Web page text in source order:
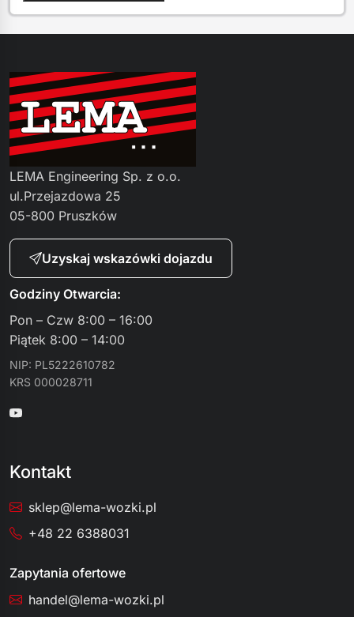
LEMA Engineering Sp. z o.o.
ul.Przejazdowa 25
05-800 Pruszków
Uzyskaj wskazówki dojazdu
Godziny Otwarcia:
Pon – Czw 8:00 – 16:00
Piątek 8:00 – 14:00
NIP: PL5222610782
KRS 000028711
Kontakt
sklep@lema-wozki.pl
+48 22 6388031
Zapytania ofertowe
handel@lema-wozki.pl